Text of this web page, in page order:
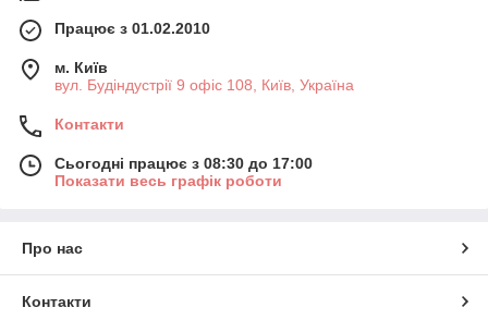
Працює з 01.02.2010
м. Київ
вул. Будіндустрії 9 офіс 108, Київ, Україна
Контакти
Сьогодні працює з 08:30 до 17:00
Показати весь графік роботи
Про нас
Контакти